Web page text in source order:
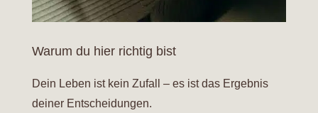
Warum du hier richtig bist
Dein Leben ist kein Zufall – es ist das Ergebnis
deiner Entscheidungen.